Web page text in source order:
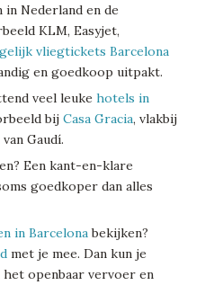
Nederland en de
KLM, Easyjet,
vliegtickets Barcelona
en goedkoop uitpakt.
veel leuke hotels in
bij Casa Gracia, vlakbij
Gaudí.
Een kant-en-klare
goedkoper dan alles
in Barcelonabekijken?
met je mee. Dan kun je
openbaar vervoer en